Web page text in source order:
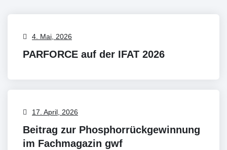
4. Mai, 2026
PARFORCE auf der IFAT 2026
17. April, 2026
Beitrag zur Phosphorrückgewinnung
im Fachmagazin gwf